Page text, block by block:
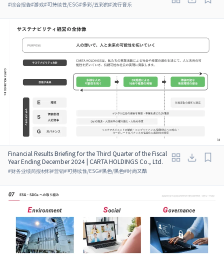
#综合报告#游戏#可持续性/ESG#多彩/五彩的#流行音乐
Financial Results Briefing for the Third Quarter of the Fiscal
Year Ending December 2024 | CARTA HOLDINGS Co., Ltd.
#财务业绩简报材料#营销#可持续性/ESG#黑色/黑色#时尚又酷